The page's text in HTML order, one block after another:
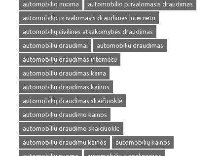
automobilio nuoma
automobilio privalomasis draudimas
automobilio privalomasis draudimas internetu
automobilių civilinės atsakomybės draudimas
automobiliu draudimai
automobiliu draudimas
automobiliu draudimas internetu
automobiliu draudimas kaina
automobiliu draudimas kainos
automobilių draudimas skaičiuoklė
automobiliu draudimo kainos
automobiliu draudimo skaiciuokle
automobiliu draudimu kainos
automobilių kainos